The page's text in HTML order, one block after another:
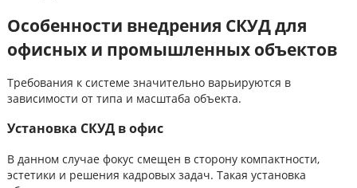
Особенности внедрения СКУД для
офисных и промышленных объектов
Требования к системе значительно варьируются в
зависимости от типа и масштаба объекта.
Установка СКУД в офис
В данном случае фокус смещен в сторону компактности,
эстетики и решения кадровых задач. Такая установка